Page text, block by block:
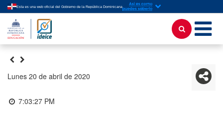
Esta es una web oficial del Gobierno de la República Dominicana
lunes 20 de abril de 2020
7:03:27 PM